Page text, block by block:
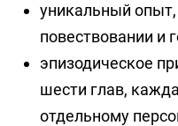
уникальный
повествовании и
эпизодическое
шести глав,
отдельному